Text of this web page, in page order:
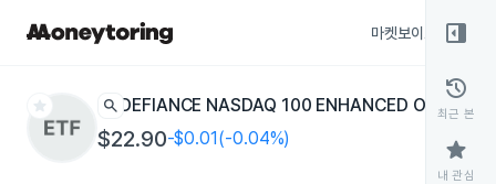
마켓보이스
star search DEFIANCE NASDAQ 100 ENHANCED OPTIONS
$22.90-$0.01(-0.04%)
right_panel_open
history
최근 본
star
내 관심